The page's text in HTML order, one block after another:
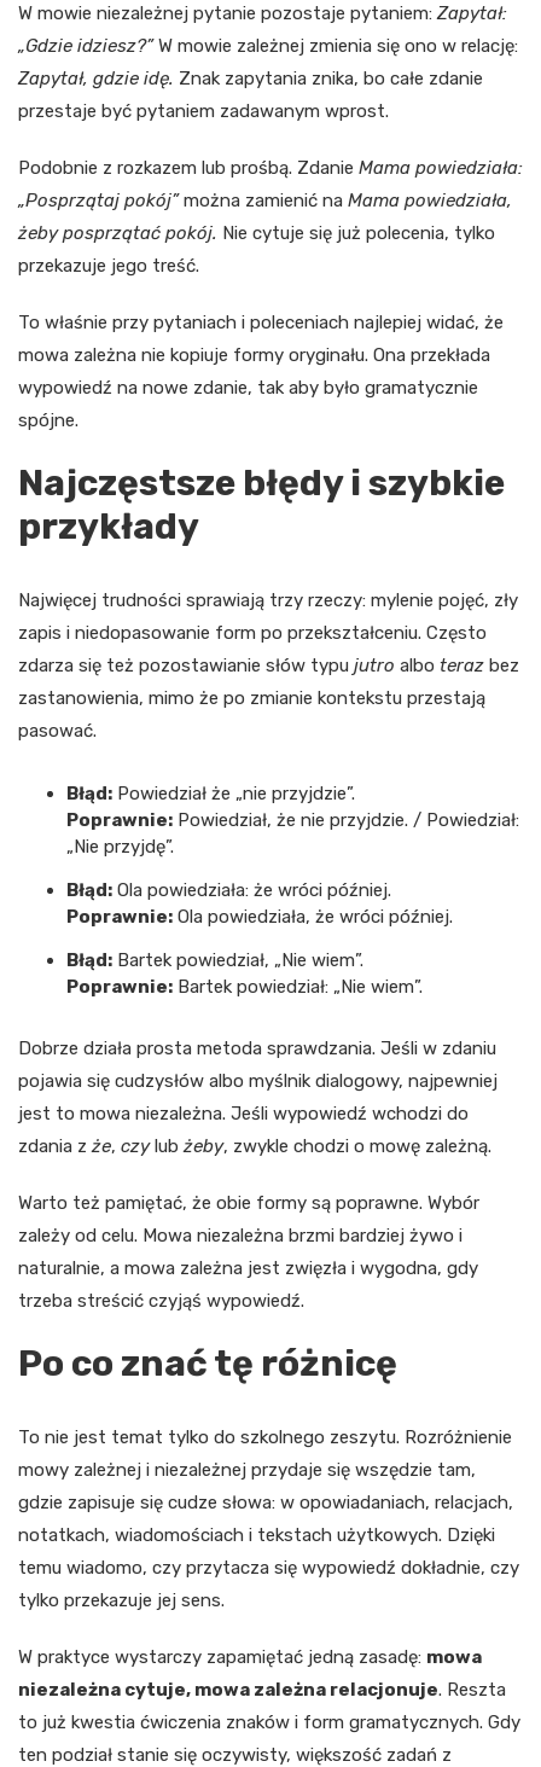
W mowie niezależnej pytanie pozostaje pytaniem:Zapytał:
„Gdzie idziesz?”W mowie zależnej zmienia się ono w relację:
Zapytał, gdzie idę. Znak zapytania znika, bo całe zdanie
przestaje być pytaniem zadawanym wprost.
Podobnie z rozkazem lub prośbą. Zdanie Mama powiedziała:
„Posprzątaj pokój”można zamienić na Mama powiedziała,
żeby posprzątać pokój. Nie cytuje się już polecenia, tylko
przekazuje jego treść.
To właśnie przy pytaniach i poleceniach najlepiej widać, że
mowa zależna nie kopiuje formy oryginału. Ona przekłada
wypowiedź na nowe zdanie, tak aby było gramatycznie
spójne.
Najczęstsze błędy i szybkie
przykłady
Najwięcej trudności sprawiają trzy rzeczy: mylenie pojęć, zły
zapis i niedopasowanie form po przekształceniu. Często
zdarza się też pozostawianie słów typu jutro albo teraz bez
zastanowienia, mimo że po zmianie kontekstu przestają
pasować.
Błąd: Powiedział że „nie przyjdzie”.
Poprawnie: Powiedział, że nie przyjdzie. / Powiedział:
„Nie przyjdę”.
Błąd: Ola powiedziała: że wróci później.
Poprawnie: Ola powiedziała, że wróci później.
Błąd: Bartek powiedział, „Nie wiem”.
Poprawnie: Bartek powiedział: „Nie wiem”.
Dobrze działa prosta metoda sprawdzania. Jeśli w zdaniu
pojawia się cudzysłów albo myślnik dialogowy, najpewniej
jest to mowa niezależna. Jeśli wypowiedź wchodzi do
zdania zże, czylubżeby, zwykle chodzi o mowę zależną.
Warto też pamiętać, że obie formy są poprawne. Wybór
zależy od celu. Mowa niezależna brzmi bardziej żywo i
naturalnie, a mowa zależna jest zwięzła i wygodna, gdy
trzeba streścić czyjąś wypowiedź.
Po co znać tę różnicę
To nie jest temat tylko do szkolnego zeszytu. Rozróżnienie
mowy zależnej i niezależnej przydaje się wszędzie tam,
gdzie zapisuje się cudze słowa: w opowiadaniach, relacjach,
notatkach, wiadomościach i tekstach użytkowych. Dzięki
temu wiadomo, czy przytacza się wypowiedź dokładnie, czy
tylko przekazuje jej sens.
W praktyce wystarczy zapamiętać jedną zasadę: mowa
niezależna cytuje, mowa zależna relacjonuje. Reszta
to już kwestia ćwiczenia znaków i form gramatycznych. Gdy
ten podział stanie się oczywisty, większość zadań z